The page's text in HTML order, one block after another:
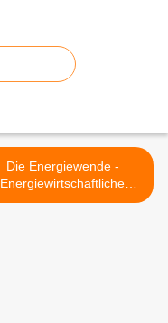
Die Energiewende -
Energiewirtschaftliche
Exkursion von